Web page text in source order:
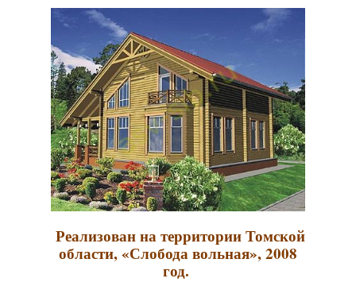
Реализован на территории Томской
области, «Слобода вольная», 2008
год.